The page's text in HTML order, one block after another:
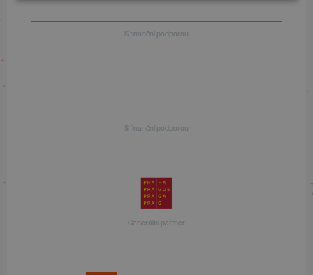
S finanční podporou
S finanční podporou
Generální partner